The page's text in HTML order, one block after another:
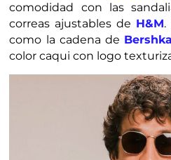
comodidad con las
correas ajustables de H&M.
como la cadena de Bershka
color caqui con logo